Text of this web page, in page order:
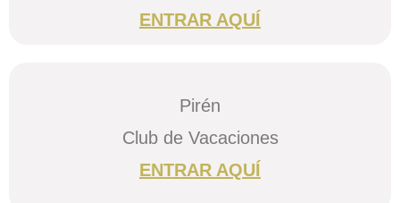
ENTRAR AQUÍ
Pirén
Club de Vacaciones
ENTRAR AQUÍ